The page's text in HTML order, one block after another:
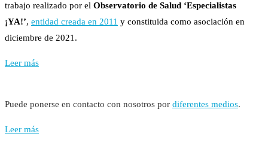
trabajo realizado por el Observatorio de Salud ‘Especialistas
¡YA!’, entidad creada en 2011 y constituida como asociación en
diciembre de 2021.
Leer más
Puede ponerse en contacto con nosotros por diferentes medios.
Leer más